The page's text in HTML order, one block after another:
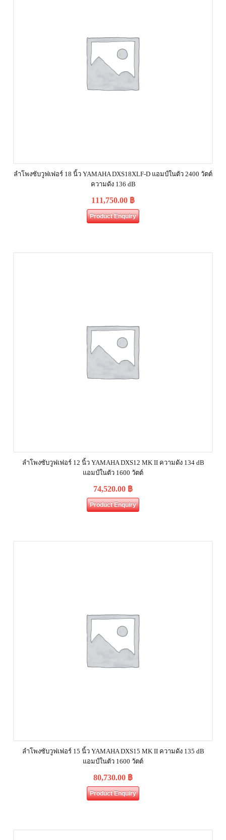
ลำโพงซับวูฟเฟอร์ 18 นิ้ว YAMAHA DXS18XLF-D แอมป์ในตัว 2400 วัตต์
ความดัง 136 dB
111,750.00 ฿
Product Enquiry
ลำโพงซับวูฟเฟอร์ 12 นิ้ว YAMAHA DXS12 MK II ความดัง 134 dB
แอมป์ในตัว 1600 วัตต์
74,520.00 ฿
Product Enquiry
ลำโพงซับวูฟเฟอร์ 15 นิ้ว YAMAHA DXS15 MK II ความดัง 135 dB
แอมป์ในตัว 1600 วัตต์
80,730.00 ฿
Product Enquiry